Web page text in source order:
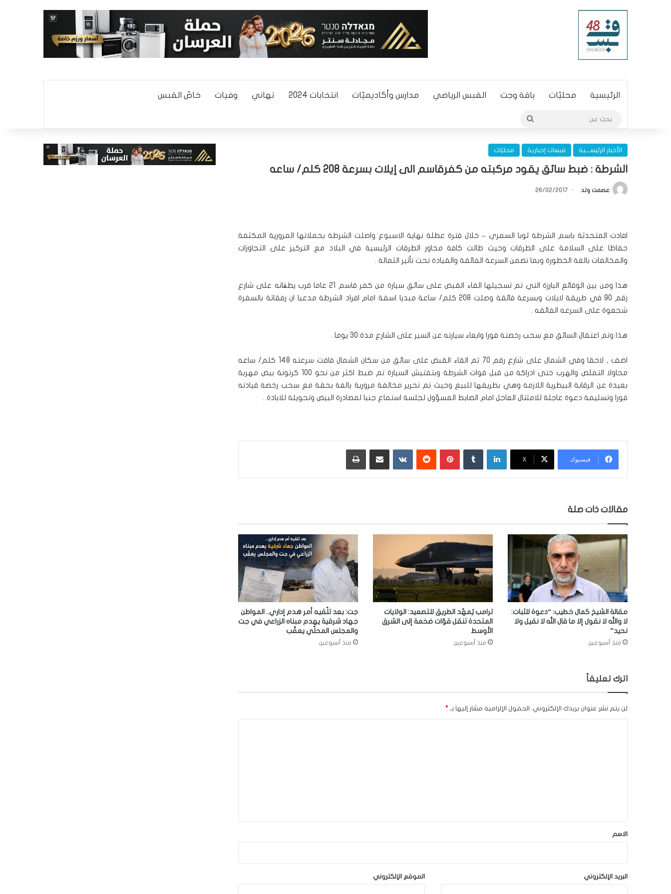
الرئيسية محليّات باقة وجت القبس الرياضي مدارس وأكاديميّات انتخابات 2024 تهاني وفيات خاصّ القبس
الأخبار الرئيســـية قبسات إخبارية محليّات
الشرطة : ضبط سائق يقود مركبته من كفرقاسم الى إيلات بسرعة 208 كلم/ ساعه
عصمت وتد 26/02/2017
افادت المتحدثة باسم الشرطة لوبا السمري – خلال فترة عطلة نهاية الاسبوع واصلت الشرطة بحملاتها المرورية المكثفة
حفاظا على السلامة على الطرقات وحيث طالت كافة محاور الطرقات الرئيسية في البلاد مع التركيز على التجاوزات
والمخالفات بالغة الخطورة وبما تضمن السرعة الفائقة والقيادة تحت تأثير الثمالة .
هذا ومن بين الوقائع البارزة التي تم تسجيلها القاء القبض على سائق سيارة من كفر قاسم 21 عاما قرب يطڤاته على شارع
رقم 90 في طريقة لايلات وبسرعة فائقة وصلت 208 كلم/ ساعة مبديا اسفة امام افراد الشرطة مدعيا ان رفقاتة بالسفرة
شجعوة على السرعه الفائقه .
هذا وتم اعتقال السائق مع سحب رخصتة فورا وابعاء سيارته عن السير على الشارع مدة 30 يوما .
اضف , لاحقا وفي الشمال على شارع رقم 70 تم القاء القبض على سائق من سكان الشمال فاقت سرعته 148 كلم/ ساعه
محاولا التملص والهرب حتى ادراكة من قبل قوات الشرطة وبتفتيش السيارة تم ضبط اكثر من نحو 100 كرتونة بيض مهربة
بعيدة عن الرقابة البيطرية اللازمة وهي بطريقها للبيع وحيث تم تحرير مخالفة مرورية بالغة بحقة مع سحب رخصة قيادته
فورا وتسليمة دعوة عاجلة للامثتال العاجل امام الضابط المسؤول لجلسة استماع جنبا لمصادرة البيض وتحويلة للابادة .
فيسبوك ‫X
لينكدإن بينتيريست ‏VKontakte
مقالات ذات صلة
مقالة الشيخ كمال خطيب: “دعوة للثبات:
لا والله لا نقول إلا ما قال الله لا نقيل ولا
نحيد”
منذ أسبوعين
ترامب يُمهّد الطريق للتصعيد: الولايات
المتحدة تنقل قوّات ضخمة إلى الشرق
الأوسط
منذ أسبوعين
جت: بعد تلّقيه أمر هدم إداري.. المواطن
جهاد شرقية يهدم مبناه الزراعي في جت
والمجلس المحلّي يعقّب
منذ أسبوعين
اترك تعليقاً
لن يتم نشر عنوان بريدك الإلكتروني. الحقول الإلزامية مشار إليها بـ *
*
الاسم
البريد الإلكتروني الموقع الإلكتروني